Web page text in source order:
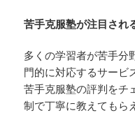
苦手克服塾が注目され
多くの学習者が苦手分
門的に対応するサービ
苦手克服塾の評判をチ
制で丁寧に教えてもら